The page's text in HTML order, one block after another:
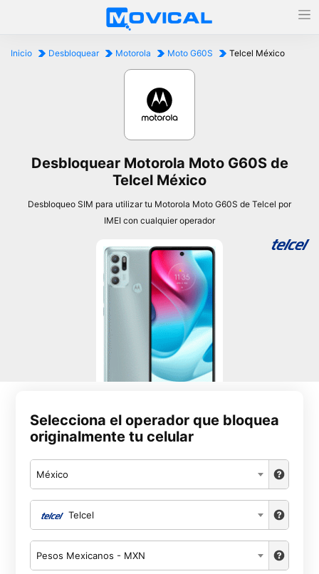
Inicio Desbloquear Motorola Moto G60S Telcel México
Desbloquear Motorola Moto G60S de
Telcel México
Desbloqueo SIM para utilizar tu Motorola Moto G60S de Telcel por
IMEI con cualquier operador
Selecciona el operador que bloquea
originalmente tu celular
México
Telcel
Pesos Mexicanos - MXN